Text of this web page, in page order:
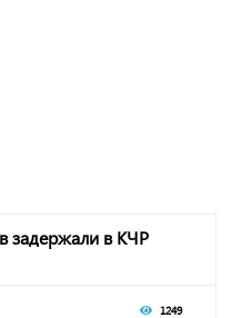
задержали в КЧР
1249